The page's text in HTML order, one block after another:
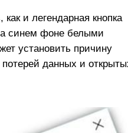
и легендарная кнопка
синем фоне белыми
установить причину
данных и